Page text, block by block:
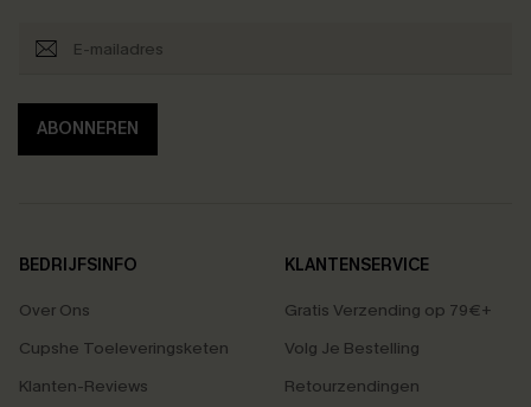
ABONNEREN
BEDRIJFSINFO
Over Ons
Cupshe Toeleveringsketen
Klanten-Reviews
KLANTENSERVICE
Gratis Verzending op 79€+
Volg Je Bestelling
Retourzendingen